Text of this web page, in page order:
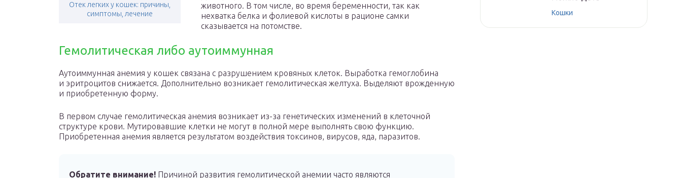
Отек легких у кошек: причины,
симптомы, лечение
животного. В том числе, во время беременности, так как
нехватка белка и фолиевой кислоты в рационе самки
сказывается на потомстве.
Гемолитическая либо аутоиммунная
Аутоиммунная анемия у кошек связана с разрушением кровяных клеток. Выработка гемоглобина
и эритроцитов снижается. Дополнительно возникает гемолитическая желтуха. Выделяют врожденную
и приобретенную форму.
В первом случае гемолитическая анемия возникает из-за генетических изменений в клеточной
структуре крови. Мутировавшие клетки не могут в полной мере выполнять свою функцию.
Приобретенная анемия является результатом воздействия токсинов, вирусов, яда, паразитов.
Обратите внимание! Причиной развития гемолитической анемии часто являются
Кошки